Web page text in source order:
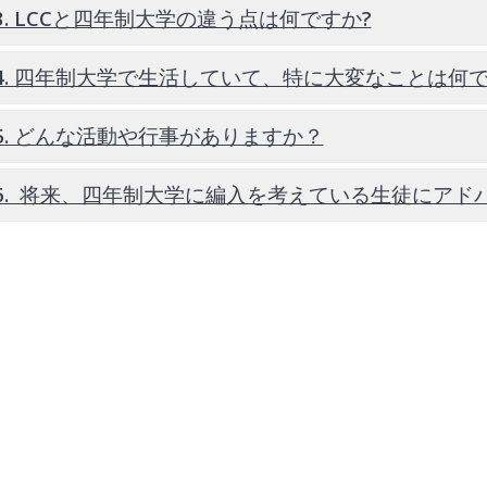
スウェストユニバーシティ
LCCと四年制大学の違う点は何ですか?
小規模な学生数を擁するLCC含め
その規模の大きさゆえに地域のボ
くの機会を提供しています。
四年制大学で生活していて、特に大変なことは何
大変なことは、学校が細やかな個
どんな活動や行事がありますか？
本校はキリスト教学校であるため
将来、四年制大学に編入を考えている生徒にアド